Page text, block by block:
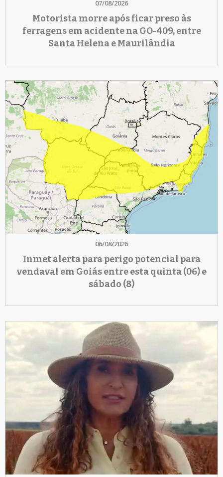
07/08/2026
Motorista morre após ficar preso às
ferragens em acidente na GO-409, entre
Santa Helena e Maurilândia
06/08/2026
Inmet alerta para perigo potencial para
vendaval em Goiás entre esta quinta (06) e
sábado (8)